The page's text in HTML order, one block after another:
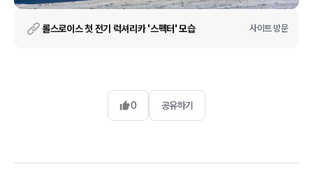
롤스로이스 첫 전기 럭셔리카 '스펙터' 모습 사이트 방문
0 공유하기